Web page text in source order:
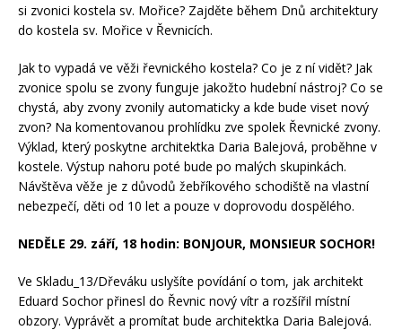
si zvonici kostela sv. Mořice? Zajděte během Dnů architektury
do kostela sv. Mořice v Řevnicích.
Jak to vypadá ve věži řevnického kostela? Co je z ní vidět? Jak
zvonice spolu se zvony funguje jakožto hudební nástroj? Co se
chystá, aby zvony zvonily automaticky a kde bude viset nový
zvon? Na komentovanou prohlídku zve spolek Řevnické zvony.
Výklad, který poskytne architektka Daria Balejová, proběhne v
kostele. Výstup nahoru poté bude po malých skupinkách.
Návštěva věže je z důvodů žebříkového schodiště na vlastní
nebezpečí, děti od 10 let a pouze v doprovodu dospělého.
NEDĚLE 29. září, 18 hodin: BONJOUR, MONSIEUR SOCHOR!
Ve Skladu_13/Dřeváku uslyšíte povídání o tom, jak architekt
Eduard Sochor přinesl do Řevnic nový vítr a rozšířil místní
obzory. Vyprávět a promítat bude architektka Daria Balejová.